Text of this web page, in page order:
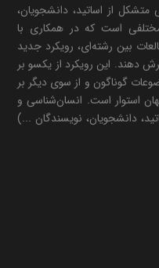
از اساتید، دانشجویان،
است که در همکاری با
بین رشته‌ای، رویکرد جدید
این رویکرد از یکسو بر
گوناگون و از سوی دیگر بر
استوار است. انسان‌شناسی و
دانشجویان، نویسندگان ...)